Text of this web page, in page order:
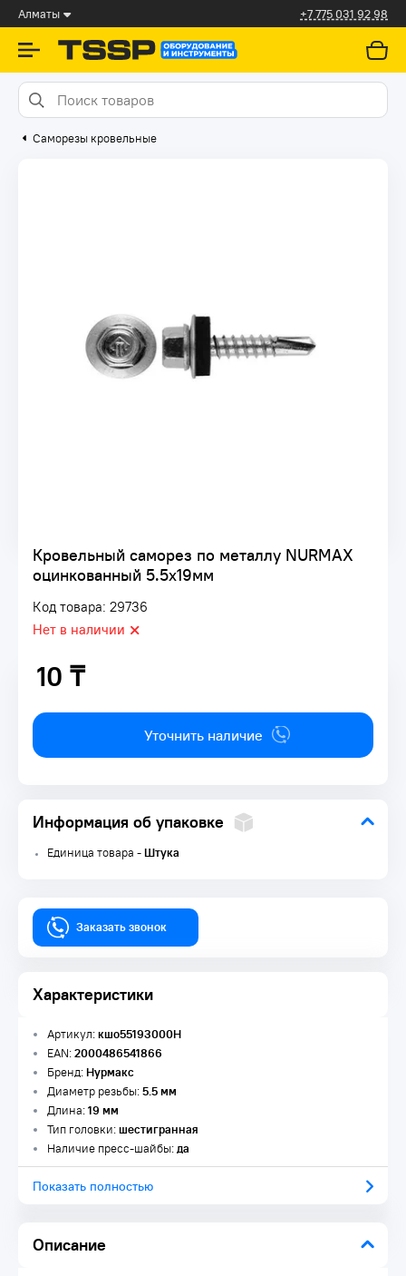
Алматы +7 775 031 92 98
Саморезы кровельные
Кровельный саморез по металлу NURMAX
оцинкованный 5.5х19мм
Код товара: 29736
Нет в наличии
10 ₸
10 ₸
Уточнить наличие
Информация об упаковке
Единица товара -Штука
Заказать звонок
Характеристики
Описание
Артикул:кшо55193000Н
EAN:2000486541866
Бренд:Нурмакс
Диаметр резьбы:5.5 мм
Длина:19 мм
Тип головки:шестигранная
Наличие пресс-шайбы:да
Показать полностью